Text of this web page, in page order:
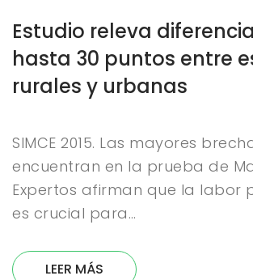
Estudio releva
hasta 30 puntos entre
rurales y urbanas
SIMCE 2015. Las mayores
encuentran en la prueba de
Expertos afirman que la labor
es crucial para…
LEER MÁS